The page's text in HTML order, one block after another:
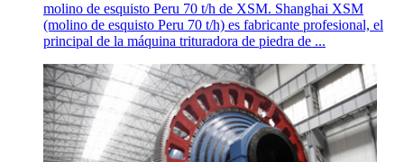
molino de esquisto Peru 70 t/h de XSM. Shanghai XSM
(molino de esquisto Peru 70 t/h) es fabricante profesional, el
principal de la máquina trituradora de piedra de ...